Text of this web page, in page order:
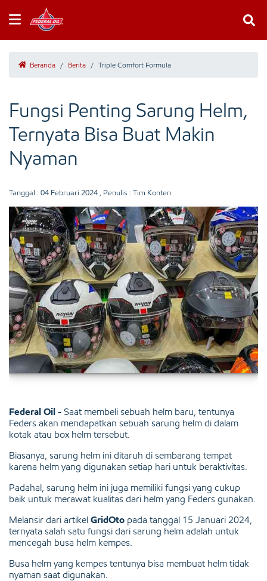
Beranda / Berita / Triple Comfort Formula
Fungsi Penting Sarung Helm,
Ternyata Bisa Buat Makin
Nyaman
Tanggal : 04 Februari 2024 , Penulis : Tim Konten
Federal Oil - Saat membeli sebuah helm baru, tentunya
Feders akan mendapatkan sebuah sarung helm di dalam
kotak atau box helm tersebut.
Biasanya, sarung helm ini ditaruh di sembarang tempat
karena helm yang digunakan setiap hari untuk beraktivitas.
Padahal, sarung helm ini juga memiliki fungsi yang cukup
baik untuk merawat kualitas dari helm yang Feders gunakan.
Melansir dari artikel GridOto pada tanggal 15 Januari 2024,
ternyata salah satu fungsi dari sarung helm adalah untuk
mencegah busa helm kempes.
Busa helm yang kempes tentunya bisa membuat helm tidak
nyaman saat digunakan.